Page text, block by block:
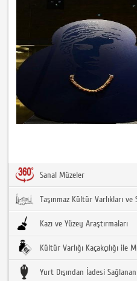
Sanal Müzeler
Taşınmaz Kültür Varlıkları ve
Kazı ve Yüzey Araştırmaları
Kültür Varlığı Kaçakçılığı ile
Yurt Dışından İadesi